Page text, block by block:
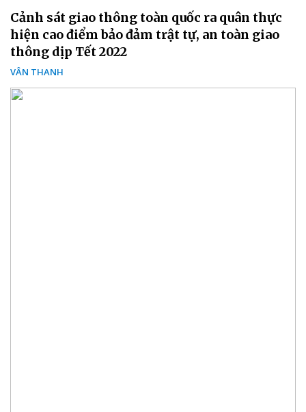
Cảnh sát giao thông toàn quốc ra quân thực
hiện cao điểm bảo đảm trật tự, an toàn giao
thông dịp Tết 2022
VÂN THANH